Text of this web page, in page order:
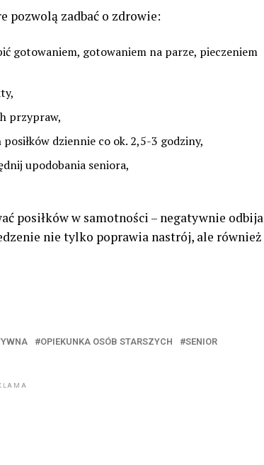
pozwolą zadbać o zdrowie:
gotowaniem, gotowaniem na parze, pieczeniem
przypraw,
dziennie co ok. 2,5-3 godziny,
upodobania seniora,
posiłków w samotności – negatywnie odbija
nie tylko poprawia nastrój, ale również
OPIEKUNKA OSÓB STARSZYCH
SENIOR